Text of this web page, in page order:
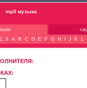
mp3 музыка
1..9
A B C D E F G H I J K L